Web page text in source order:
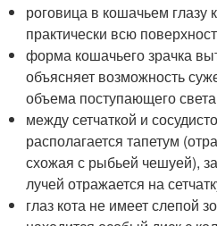
роговица в кошачьем глазу
практически всю
форма кошачьего зрачка
объясняет возможность
объема поступающего
между сетчаткой и
располагается тапетум
схожая с рыбьей чешуей), за
лучей отражается на
глаз кота не имеет слепой